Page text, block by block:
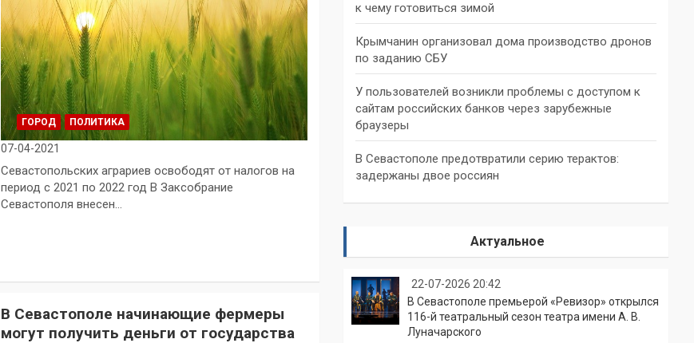
ГОРОД ПОЛИТИКА
07-04-2021
Севастопольских аграриев освободят от налогов на
период с 2021 по 2022 год В Заксобрание
Севастополя внесен…
В Севастополе начинающие фермеры
могут получить деньги от государства
к чему готовиться зимой
Крымчанин организовал дома производство дронов
по заданию СБУ
У пользователей возникли проблемы с доступом к
сайтам российских банков через зарубежные
браузеры
В Севастополе предотвратили серию терактов:
задержаны двое россиян
Актуальное
22-07-2026 20:42
В Севастополе премьерой «Ревизор» открылся
116-й театральный сезон театра имени А. В.
Луначарского